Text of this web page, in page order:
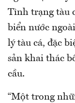
Tình trạng tàu
biển nước
lý tàu cá, đặc
sản khai thác
cầu.
“Một trong